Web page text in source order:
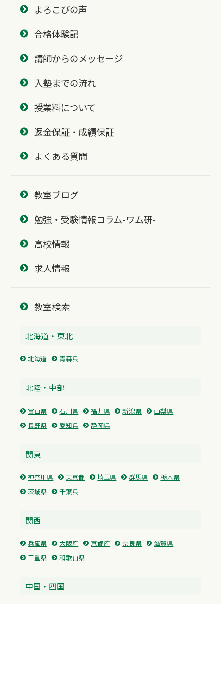
よろこびの声
合格体験記
講師からのメッセージ
入塾までの流れ
授業料について
返金保証・成績保証
よくある質問
教室ブログ
勉強・受験情報コラム-ワム研-
高校情報
求人情報
教室検索
北海道・東北
北海道 青森県
北陸・中部
富山県 石川県 福井県 新潟県
山梨県
長野県
愛知県 静岡県
関東
神奈川県 東京都 埼玉県 群馬県
栃木県
茨城県
千葉県
関西
兵庫県 大阪府 京都府 奈良県
滋賀県
三重県
和歌山県
中国・四国